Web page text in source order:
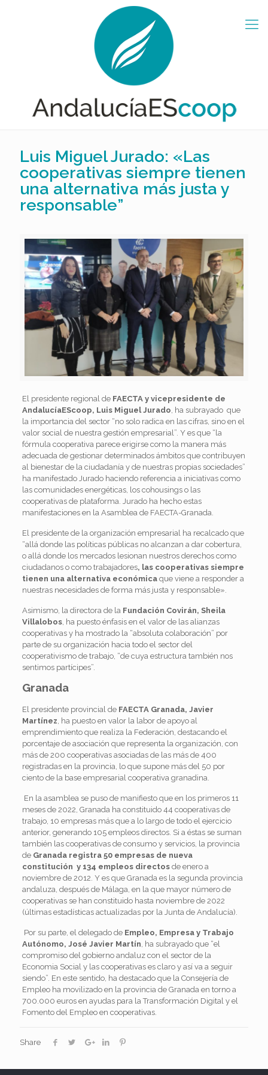
Luis Miguel Jurado: «Las
cooperativas siempre tienen
una alternativa más justa y
responsable”
El presidente regional deFAECTA y vicepresidente de
AndalucíaEScoop, Luis Miguel Jurado , ha subrayado que
la importancia del sector “no solo radica en las cifras, sino en el
valor social de nuestra gestión empresarial”. Y es que “la
fórmula cooperativa parece erigirse como la manera más
adecuada de gestionar determinados ámbitos que contribuyen
al bienestar de la ciudadanía y de nuestras propias sociedades”
ha manifestado Jurado haciendo referencia a iniciativas como
las comunidades energéticas, los cohousings o las
cooperativas de plataforma. Jurado ha hecho estas
manifestaciones en la Asamblea de FAECTA-Granada.
El presidente de la organización empresarial ha recalcado que
“allá donde las políticas públicas no alcanzan a dar cobertura,
o allá donde los mercados lesionan nuestros derechos como
ciudadanos o como trabajadores, las cooperativas siempre
tienen una alternativa económicaque viene a responder a
nuestras necesidades de forma más justa y responsable».
Asimismo, la directora de la Fundación Covirán, Sheila
Villalobos, ha puesto énfasis en el valor de las alianzas
cooperativas y ha mostrado la “absoluta colaboración” por
parte de su organización hacia todo el sector del
cooperativismo de trabajo, “de cuya estructura también nos
sentimos partícipes”.
Granada
El presidente provincial deFAECTA Granada, Javier
Martínez , ha puesto en valor la labor de apoyo al
emprendimiento que realiza la Federación, destacando el
porcentaje de asociación que representa la organización, con
más de 200 cooperativas asociadas de las más de 400
registradas en la provincia, lo que supone más del 50 por
ciento de la base empresarial cooperativa granadina.
En la asamblea se puso de manifiesto que en los primeros 11
meses de 2022, Granada ha constituido 44 cooperativas de
trabajo, 10 empresas más que a lo largo de todo el ejercicio
anterior, generando 105 empleos directos. Si a éstas se suman
también las cooperativas de consumo y servicios, la provincia
deGranada registra 50 empresas de nueva
constitución y 134 empleos directosde enero a
noviembre de 2012. Y es que Granada es la segunda provincia
andaluza, después de Málaga, en la que mayor número de
cooperativas se han constituido hasta noviembre de 2022
(últimas estadísticas actualizadas por la Junta de Andalucía).
Por su parte, el delegado de Empleo, Empresa y Trabajo
Autónomo, José Javier Martín , ha subrayado que “el
compromiso del gobierno andaluz con el sector de la
Economia Social y las cooperativas es claro y así va a seguir
siendo”. En este sentido, ha destacado que la Consejería de
Empleo ha movilizado en la provincia de Granada en torno a
700.000 euros en ayudas para la Transformación Digital y el
Fomento del Empleo en cooperativas.
Share